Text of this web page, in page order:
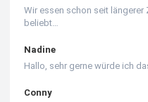
Wir essen schon seit längerer
beliebt…
Nadine
Hallo, sehr gerne würde ich
Conny